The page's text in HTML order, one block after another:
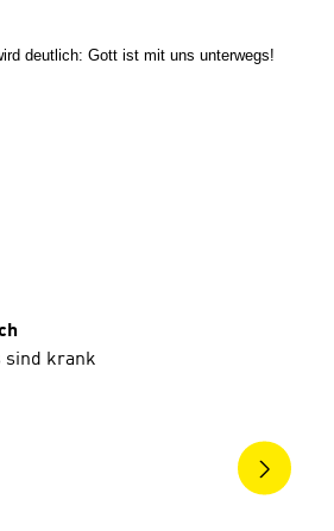
deutlich: Gott ist mit uns unterwegs!